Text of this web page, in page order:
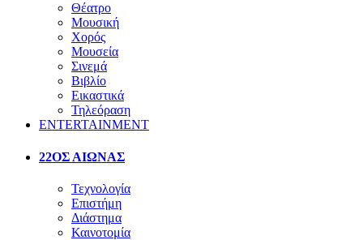
Θέατρο
Μουσική
Χορός
Μουσεία
Σινεμά
Βιβλίο
Εικαστικά
Τηλεόραση
ENTERTAINMENT
22ΟΣ ΑΙΩΝΑΣ
Τεχνολογία
Επιστήμη
Διάστημα
Καινοτομία